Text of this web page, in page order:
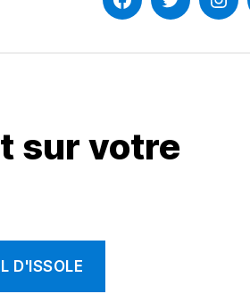
FacebookTwitter
sur votre
D'ISSOLE